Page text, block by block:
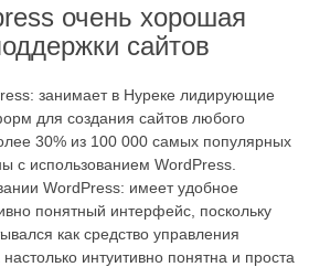
очень хорошая
сайтов
занимает в Нуреке лидирующие
для создания сайтов любого
30% из 100 000 самых популярных
с использованием WordPress.
WordPress: имеет удобное
понятный интерфейс, поскольку
как средство управления
интуитивно понятна и проста